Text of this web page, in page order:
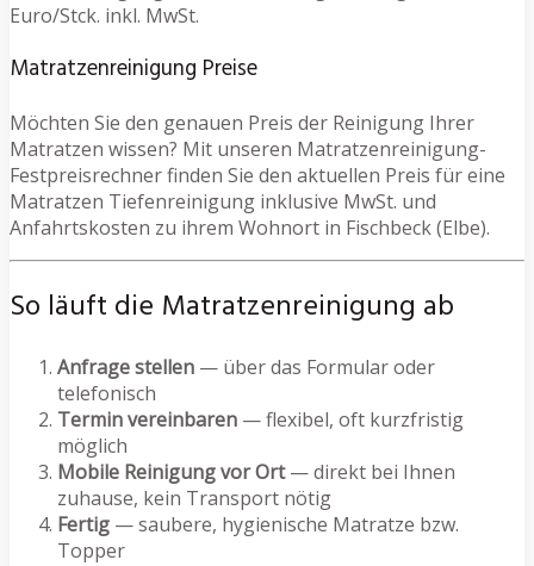
Euro/Stck. inkl. MwSt.
Matratzenreinigung Preise
Möchten Sie den genauen Preis der Reinigung Ihrer
Matratzen wissen? Mit unseren Matratzenreinigung-
Festpreisrechner finden Sie den aktuellen Preis für eine
Matratzen Tiefenreinigung inklusive MwSt. und
Anfahrtskosten zu ihrem Wohnort in Fischbeck (Elbe).
So läuft die Matratzenreinigung ab
Anfrage stellen — über das Formular oder
telefonisch
Termin vereinbaren — flexibel, oft kurzfristig
möglich
Mobile Reinigung vor Ort— direkt bei Ihnen
zuhause, kein Transport nötig
Fertig — saubere, hygienische Matratze bzw.
Topper